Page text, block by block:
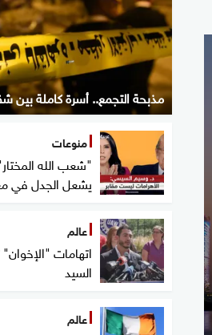
مذبحة التجمع.. أسرة كاملة بين
منوعات
"شعب الله
يشعل الجدل في
عالم
اتهامات
السيد
عالم